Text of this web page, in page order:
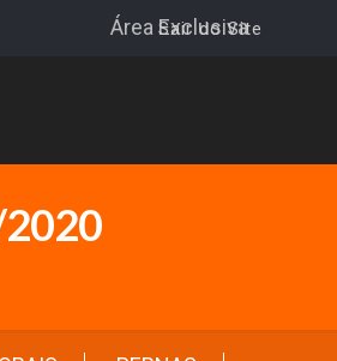
Sair do Site
Área Exclusiva